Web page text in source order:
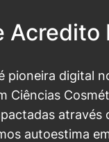
Acredito
pioneira digital
Ciências
através
autoestima